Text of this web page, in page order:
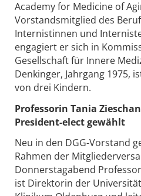
Academy for Medicine of
Vorstandsmitglied des
Internistinnen und
engagiert er sich in
Gesellschaft für Innere
Denkinger, Jahrgang 1975,
von drei Kindern.
Professorin Tania
President-elect gewählt
Neu in den DGG-Vorstand
Rahmen der
Donnerstagabend
ist Direktorin der